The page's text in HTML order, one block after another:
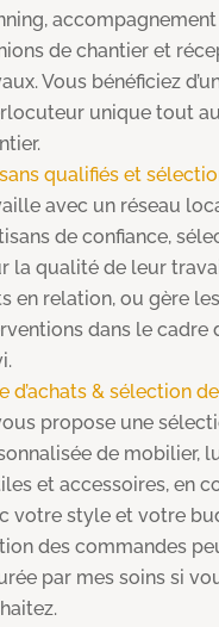
de chantier et
Vous bénéficiez
unique tout
qualifiés et
avec un réseau
de confiance,
la qualité de leur
en relation, ou gère
dans le cadre
d’achats & sélection
propose une
de mobilier,
et accessoires, en
votre style et votre
des commandes
par mes soins si